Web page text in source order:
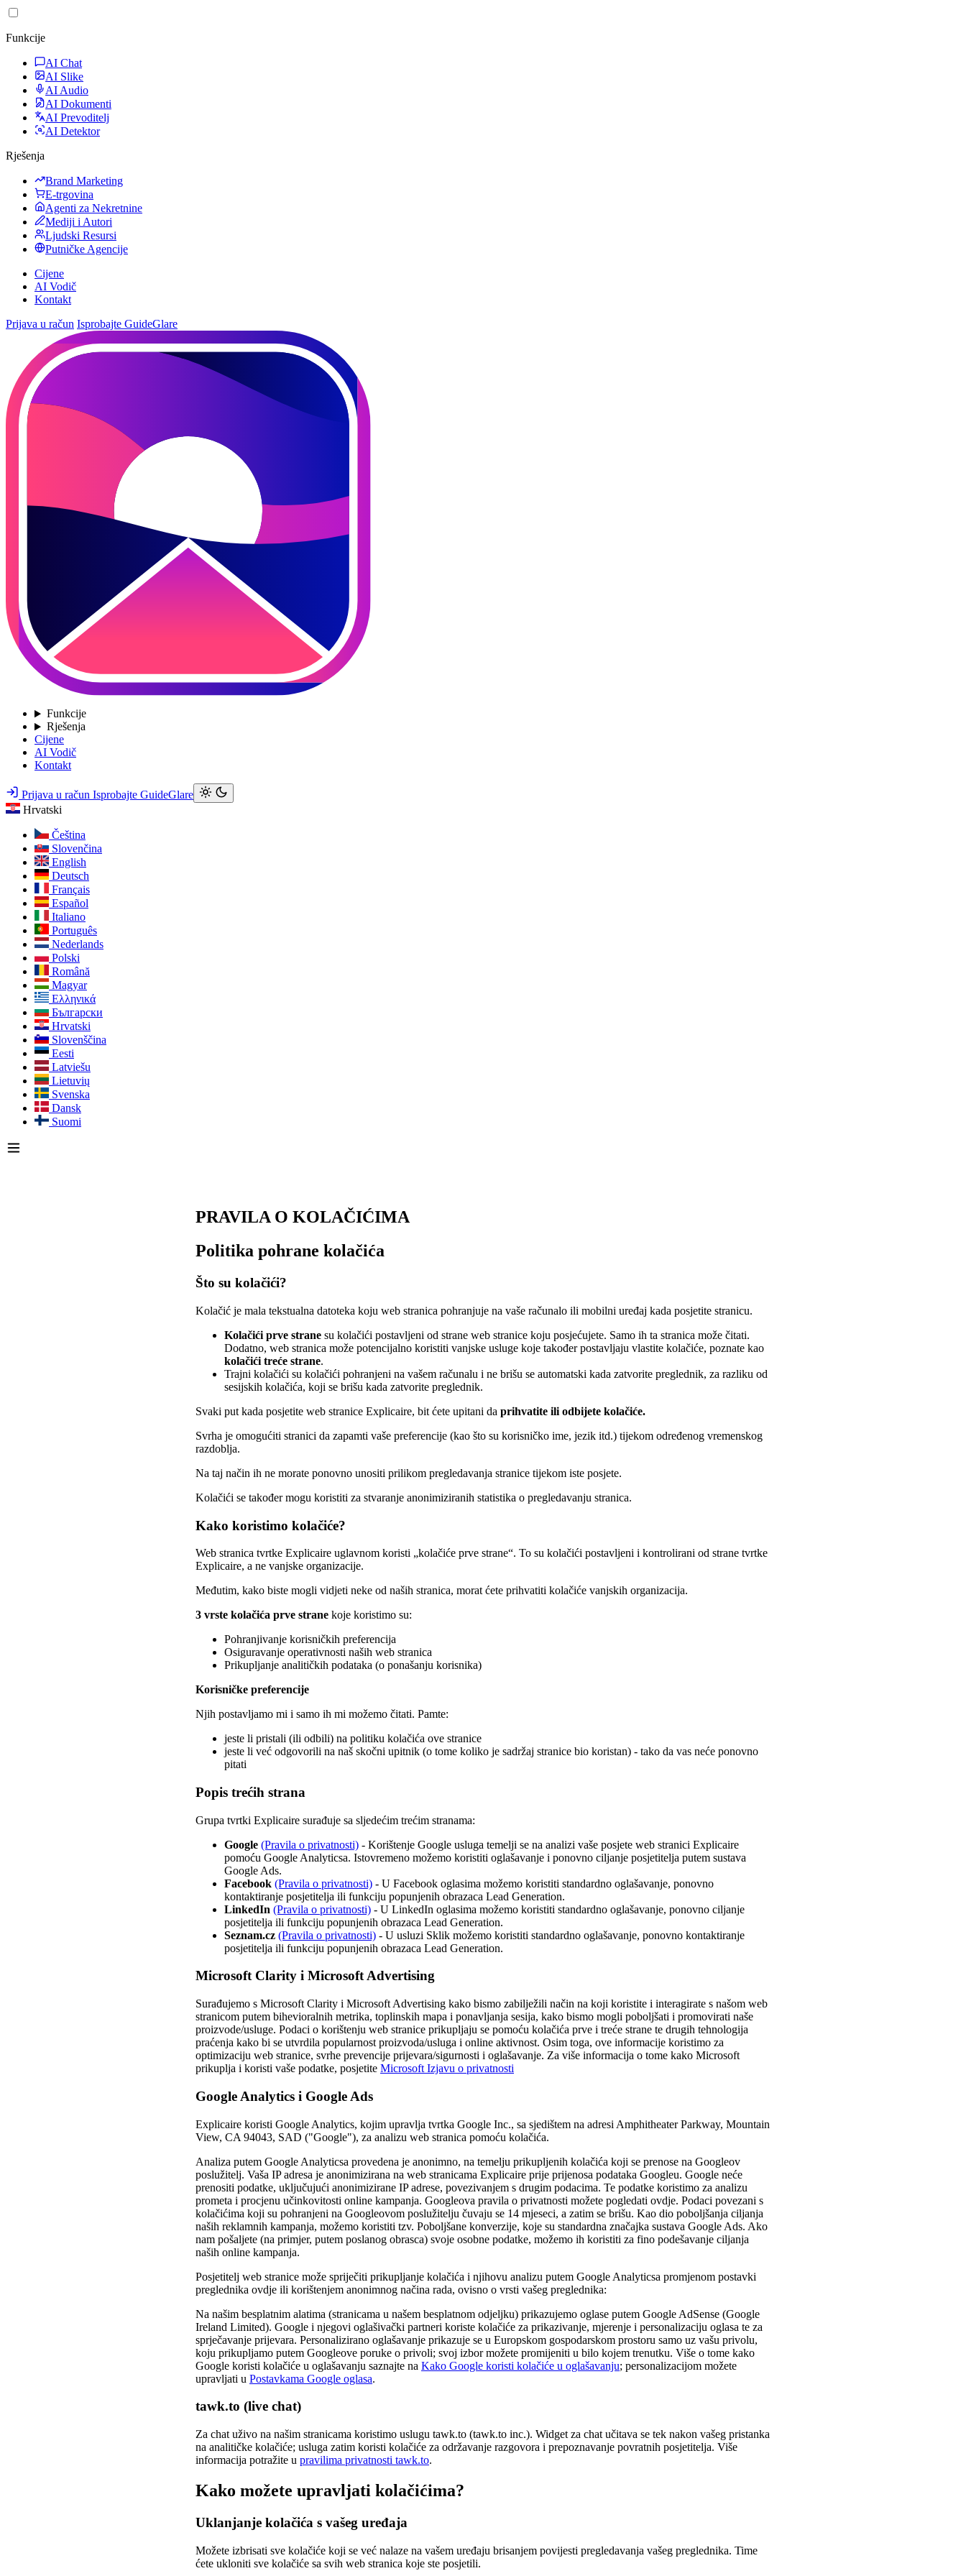
Funkcije
AI Chat
AI Slike
AI Audio
AI Dokumenti
AI Prevoditelj
AI Detektor
Rješenja
Brand Marketing
E-trgovina
Agenti za Nekretnine
Mediji i Autori
Ljudski Resursi
Putničke Agencije
Cijene
AI Vodič
Kontakt
Prijava u račun Isprobajte GuideGlare
Funkcije
Rješenja
Cijene
AI Vodič
Kontakt
Prijava u račun Isprobajte GuideGlare
Hrvatski
Čeština
Slovenčina
English
Deutsch
Français
Español
Italiano
Português
Nederlands
Polski
Română
Magyar
Ελληνικά
Български
Hrvatski
Slovenščina
Eesti
Latviešu
Lietuvių
Svenska
Dansk
Suomi
PRAVILA O KOLAČIĆIMA
Politika pohrane kolačića
Što su kolačići?
Kolačić je mala tekstualna datoteka koju web stranica pohranjuje na vaše računalo ili mobilni uređaj kada posjetite stranicu.
Kolačići prve strane su kolačići postavljeni od strane web stranice koju posjećujete. Samo ih ta stranica može čitati.
Dodatno, web stranica može potencijalno koristiti vanjske usluge koje također postavljaju vlastite kolačiće, poznate kao
kolačići treće strane.
Trajni kolačići su kolačići pohranjeni na vašem računalu i ne brišu se automatski kada zatvorite preglednik, za razliku od
sesijskih kolačića, koji se brišu kada zatvorite preglednik.
Svaki put kada posjetite web stranice Explicaire, bit ćete upitani da prihvatite ili odbijete kolačiće.
Svrha je omogućiti stranici da zapamti vaše preferencije (kao što su korisničko ime, jezik itd.) tijekom određenog vremenskog
razdoblja.
Na taj način ih ne morate ponovno unositi prilikom pregledavanja stranice tijekom iste posjete.
Kolačići se također mogu koristiti za stvaranje anonimiziranih statistika o pregledavanju stranica.
Kako koristimo kolačiće?
Web stranica tvrtke Explicaire uglavnom koristi „kolačiće prve strane“. To su kolačići postavljeni i kontrolirani od strane tvrtke
Explicaire, a ne vanjske organizacije.
Međutim, kako biste mogli vidjeti neke od naših stranica, morat ćete prihvatiti kolačiće vanjskih organizacija.
3 vrste kolačića prve strane koje koristimo su:
Pohranjivanje korisničkih preferencija
Osiguravanje operativnosti naših web stranica
Prikupljanje analitičkih podataka (o ponašanju korisnika)
Korisničke preferencije
Njih postavljamo mi i samo ih mi možemo čitati. Pamte:
jeste li pristali (ili odbili) na politiku kolačića ove stranice
jeste li već odgovorili na naš skočni upitnik (o tome koliko je sadržaj stranice bio koristan) - tako da vas neće ponovno
pitati
Popis trećih strana
Grupa tvrtki Explicaire surađuje sa sljedećim trećim stranama:
Google (Pravila o privatnosti) - Korištenje Google usluga temelji se na analizi vaše posjete web stranici Explicaire
pomoću Google Analyticsa. Istovremeno možemo koristiti oglašavanje i ponovno ciljanje posjetitelja putem sustava
Google Ads.
Facebook (Pravila o privatnosti) - U Facebook oglasima možemo koristiti standardno oglašavanje, ponovno
kontaktiranje posjetitelja ili funkciju popunjenih obrazaca Lead Generation.
LinkedIn (Pravila o privatnosti) - U LinkedIn oglasima možemo koristiti standardno oglašavanje, ponovno ciljanje
posjetitelja ili funkciju popunjenih obrazaca Lead Generation.
Seznam.cz (Pravila o privatnosti) - U usluzi Sklik možemo koristiti standardno oglašavanje, ponovno kontaktiranje
posjetitelja ili funkciju popunjenih obrazaca Lead Generation.
Microsoft Clarity i Microsoft Advertising
Surađujemo s Microsoft Clarity i Microsoft Advertising kako bismo zabilježili način na koji koristite i interagirate s našom web
stranicom putem bihevioralnih metrika, toplinskih mapa i ponavljanja sesija, kako bismo mogli poboljšati i promovirati naše
proizvode/usluge. Podaci o korištenju web stranice prikupljaju se pomoću kolačića prve i treće strane te drugih tehnologija
praćenja kako bi se utvrdila popularnost proizvoda/usluga i online aktivnost. Osim toga, ove informacije koristimo za
optimizaciju web stranice, svrhe prevencije prijevara/sigurnosti i oglašavanje. Za više informacija o tome kako Microsoft
prikuplja i koristi vaše podatke, posjetite Microsoft Izjavu o privatnosti
Google Analytics i Google Ads
Explicaire koristi Google Analytics, kojim upravlja tvrtka Google Inc., sa sjedištem na adresi Amphitheater Parkway, Mountain
View, CA 94043, SAD ("Google"), za analizu web stranica pomoću kolačića.
Analiza putem Google Analyticsa provedena je anonimno, na temelju prikupljenih kolačića koji se prenose na Googleov
poslužitelj. Vaša IP adresa je anonimizirana na web stranicama Explicaire prije prijenosa podataka Googleu. Google neće
prenositi podatke, uključujući anonimizirane IP adrese, povezivanjem s drugim podacima. Te podatke koristimo za analizu
prometa i procjenu učinkovitosti online kampanja. Googleova pravila o privatnosti možete pogledati ovdje. Podaci povezani s
kolačićima koji su pohranjeni na Googleovom poslužitelju čuvaju se 14 mjeseci, a zatim se brišu. Kao dio poboljšanja ciljanja
naših reklamnih kampanja, možemo koristiti tzv. Poboljšane konverzije, koje su standardna značajka sustava Google Ads. Ako
nam pošaljete (na primjer, putem poslanog obrasca) svoje osobne podatke, možemo ih koristiti za fino podešavanje ciljanja
naših online kampanja.
Posjetitelj web stranice može spriječiti prikupljanje kolačića i njihovu analizu putem Google Analyticsa promjenom postavki
preglednika ovdje ili korištenjem anonimnog načina rada, ovisno o vrsti vašeg preglednika:
Na našim besplatnim alatima (stranicama u našem besplatnom odjeljku) prikazujemo oglase putem Google AdSense (Google
Ireland Limited). Google i njegovi oglašivački partneri koriste kolačiće za prikazivanje, mjerenje i personalizaciju oglasa te za
sprječavanje prijevara. Personalizirano oglašavanje prikazuje se u Europskom gospodarskom prostoru samo uz vašu privolu,
koju prikupljamo putem Googleove poruke o privoli; svoj izbor možete promijeniti u bilo kojem trenutku. Više o tome kako
Google koristi kolačiće u oglašavanju saznajte na Kako Google koristi kolačiće u oglašavanju; personalizacijom možete
upravljati u Postavkama Google oglasa.
tawk.to (live chat)
Za chat uživo na našim stranicama koristimo uslugu tawk.to (tawk.to inc.). Widget za chat učitava se tek nakon vašeg pristanka
na analitičke kolačiće; usluga zatim koristi kolačiće za održavanje razgovora i prepoznavanje povratnih posjetitelja. Više
informacija potražite u pravilima privatnosti tawk.to.
Kako možete upravljati kolačićima?
Uklanjanje kolačića s vašeg uređaja
Možete izbrisati sve kolačiće koji se već nalaze na vašem uređaju brisanjem povijesti pregledavanja vašeg preglednika. Time
ćete ukloniti sve kolačiće sa svih web stranica koje ste posjetili.